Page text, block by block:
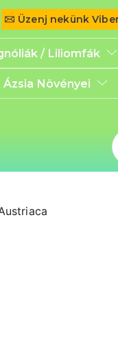
Üzenj nekünk
/ Liliomfák
Ázsia Növényei